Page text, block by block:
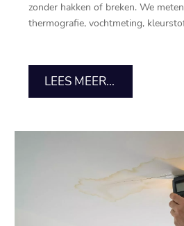
zonder hakken of breken.​ We
thermografie, vochtmeting,
LEES MEER...